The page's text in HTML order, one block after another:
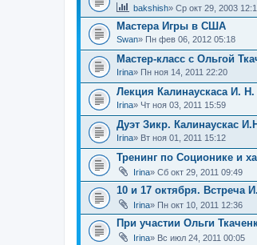
bakshish» Ср окт 29, 2003
Мастера Игры в США
Swan» Пн фев 06, 2012 05:18
Мастер-класс с Ольгой
Irina» Пн ноя 14, 2011 22:20
Лекция Калинаускаса И. Н.
Irina» Чт ноя 03, 2011 15:59
Дуэт Зикр. Калинаускас
Irina» Вт ноя 01, 2011 15:12
Тренинг по Соционике и
Irina» Сб окт 29, 2011 09:49
10 и 17 октября. Встреча
Irina» Пн окт 10, 2011 12:36
При участии Ольги
Irina» Вс июл 24, 2011 00:05